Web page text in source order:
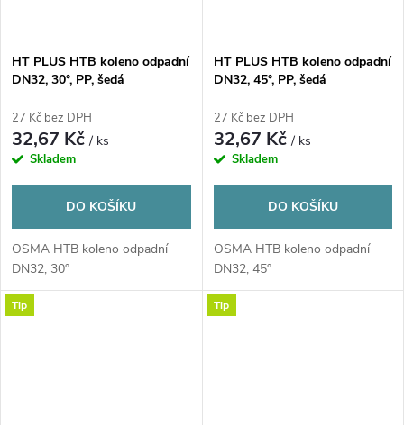
HT PLUS HTB koleno odpadní
DN32, 30°, PP, šedá
27 Kč bez DPH
32,67 Kč/ ks
Skladem
DO KOŠÍKU
OSMA HTB koleno odpadní
DN32, 30°
HT PLUS HTB koleno odpadní
DN32, 45°, PP, šedá
27 Kč bez DPH
32,67 Kč/ ks
Skladem
DO KOŠÍKU
OSMA HTB koleno odpadní
DN32, 45°
Tip Tip